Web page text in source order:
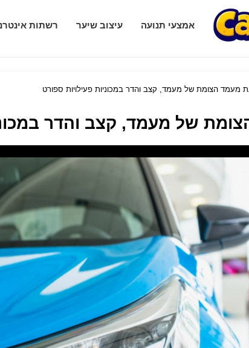
אמצעי תנועה עיצוב שיער רשתות
מעמד הצומת של מעמד, קצב והדר במכוניות פעילויות ספורט
של מעמד, קצב והדר